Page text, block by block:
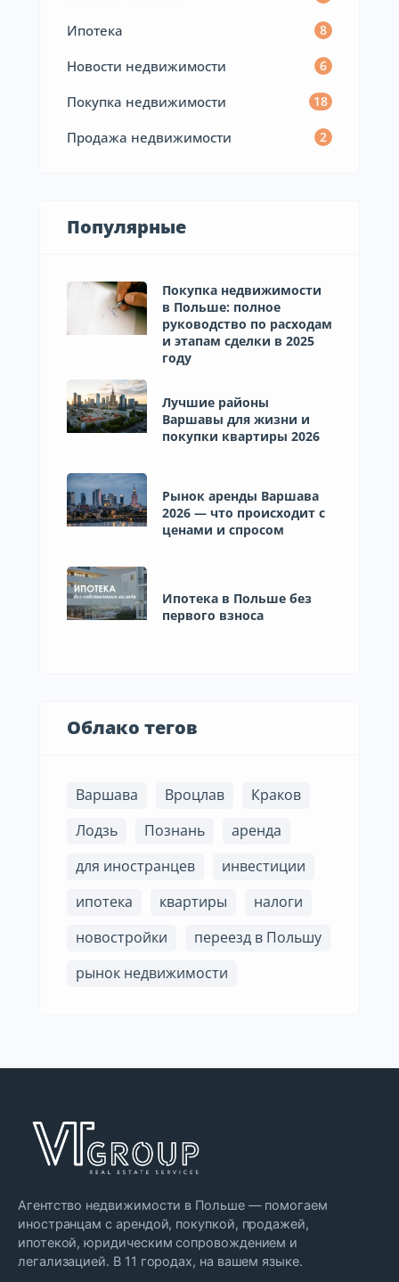
Ипотека 8
Новости недвижимости 6
Покупка недвижимости 18
Продажа недвижимости 2
Популярные
Покупка недвижимости
в Польше: полное
руководство по расходам
и этапам сделки в 2025
году
Лучшие районы
Варшавы для жизни и
покупки квартиры 2026
Рынок аренды Варшава
2026 — что происходит с
ценами и спросом
Ипотека в Польше без
первого взноса
Облако тегов
Варшава Вроцлав
Краков
Лодзь
Познань
аренда
для иностранцев
инвестиции
ипотека
квартиры
налоги
новостройки
переезд в Польшу
рынок недвижимости
Агентство недвижимости в Польше — помогаем
иностранцам с арендой, покупкой, продажей,
ипотекой, юридическим сопровождением и
легализацией. В 11 городах, на вашем языке.